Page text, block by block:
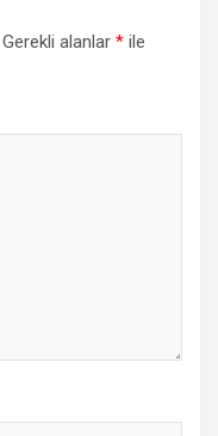
Gerekli alanlar * ile